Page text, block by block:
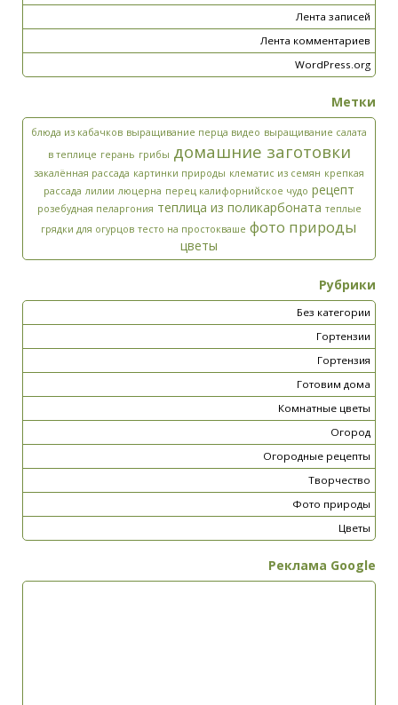
Лента записей
Лента комментариев
WordPress.org
Метки
блюда из кабачков выращивание перца видео выращивание салата
в теплице герань грибы домашние заготовки
закалённая рассада картинки природы клематис из семян крепкая
рассада лилии люцерна перец калифорнийское чудо рецепт
розебудная пеларгония теплица из поликарбоната теплые
грядки для огурцов тесто на простокваше фото природы
цветы
Рубрики
Без категории
Гортензии
Гортензия
Готовим дома
Комнатные цветы
Огород
Огородные рецепты
Творчество
Фото природы
Цветы
Реклама Google